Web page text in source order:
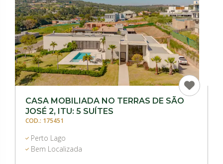
CASA MOBILIADA NO TERRAS DE SÃO
JOSÉ 2, ITU: 5 SUÍTES
COD.: 175451
Perto Lago
Bem Localizada